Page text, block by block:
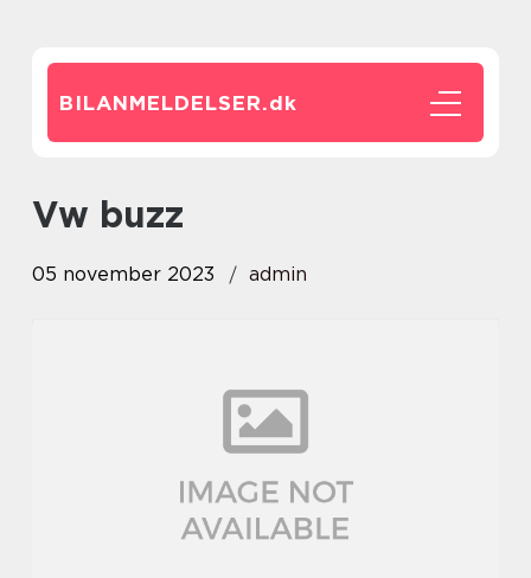
BILANMELDELSER.dk
vw buzz
05 november 2023 admin